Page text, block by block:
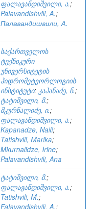
ფალავანდიშვილი, ა.;
Palavandishvili, A.;
Палавандишвили, А.
საქართველოს
ტექნიკური
უნივერსიტეტის
ჰიდრომეტეორლოგიის
ინსტიტუტი; კაპანაძე, ნ.;
ტატიშვილი, მ.;
მკურნალიძე, ი.;
ფალავანდიშვილი, ა.;
Kapanadze, Naili;
Tatishvili, Marika;
Mkurnalidze, Irine;
Palavandishvili, Ana
ტატიშვილი, მ.;
ფალავანდიშვილი, ა.;
Tatishvili, M.;
Falavandishvili, A.;